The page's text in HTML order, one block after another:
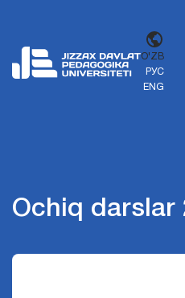
O'ZB
РУС
ENG
Ochiq darslar